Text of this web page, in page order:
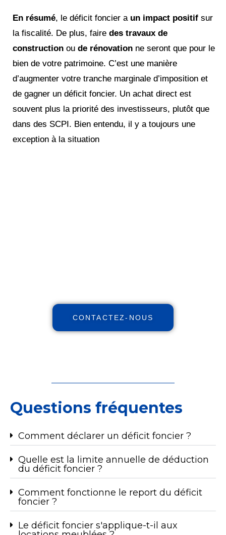
En résumé, le déficit foncier a un impact positif sur
la fiscalité. De plus, faire des travaux de
construction ou de rénovation ne seront que pour le
bien de votre patrimoine. C’est une manière
d’augmenter votre tranche marginale d’imposition et
de gagner un déficit foncier. Un achat direct est
souvent plus la priorité des investisseurs, plutôt que
dans des SCPI. Bien entendu, il y a toujours une
exception à la situation
CONTACTEZ-NOUS
Questions fréquentes
Comment déclarer un déficit foncier ?
Quelle est la limite annuelle de déduction
du déficit foncier ?
Comment fonctionne le report du déficit
foncier ?
Le déficit foncier s'applique-t-il aux